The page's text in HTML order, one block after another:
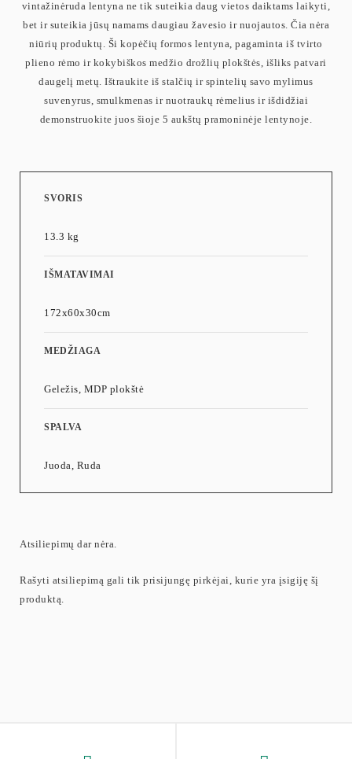
vintažinėruda lentyna ne tik suteikia daug vietos daiktams laikyti,
bet ir suteikia jūsų namams daugiau žavesio ir nuojautos. Čia nėra
niūrių produktų. Ši kopėčių formos lentyna, pagaminta iš tvirto
plieno rėmo ir kokybiškos medžio drožlių plokštės, išliks patvari
daugelį metų. Ištraukite iš stalčių ir spintelių savo mylimus
suvenyrus, smulkmenas ir nuotraukų rėmelius ir išdidžiai
demonstruokite juos šioje 5 aukštų pramoninėje lentynoje.
SVORIS
13.3 kg
IŠMATAVIMAI
172x60x30cm
MEDŽIAGA
Geležis, MDP plokštė
SPALVA
Juoda, Ruda
Atsiliepimų dar nėra.
Rašyti atsiliepimą gali tik prisijungę pirkėjai, kurie yra įsigiję šį
produktą.